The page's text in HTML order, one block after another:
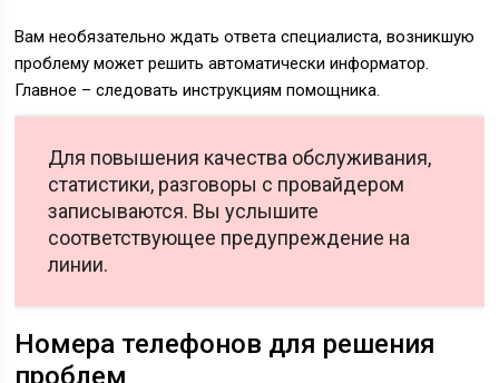
Вам необязательно ждать ответа специалиста, возникшую
проблему может решить автоматически информатор.
Главное – следовать инструкциям помощника.
Для повышения качества обслуживания,
статистики, разговоры с провайдером
записываются. Вы услышите
соответствующее предупреждение на
линии.
Номера телефонов для решения
проблем